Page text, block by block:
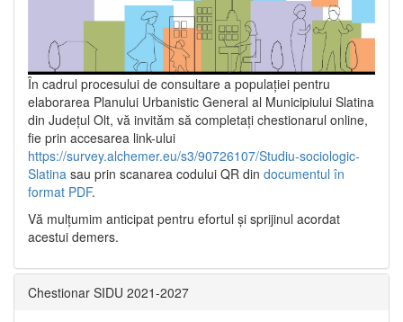
În cadrul procesului de consultare a populaţiei pentru
elaborarea Planului Urbanistic General al Municipiului Slatina
din Județul Olt, vă invităm să completați chestionarul online,
fie prin accesarea link-ului
https://survey.alchemer.eu/s3/90726107/Studiu-sociologic-
Slatina sau prin scanarea codului QR din documentul în
format PDF.
Vă mulţumim anticipat pentru efortul şi sprijinul acordat
acestui demers.
Chestionar SIDU 2021-2027